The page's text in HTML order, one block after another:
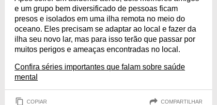
e um grupo bem diversificado de pessoas ficam
presos e isolados em uma ilha remota no meio do
oceano. Eles precisam se adaptar ao local e fazer da
ilha seu novo lar, mas para isso terão que passar por
muitos perigos e ameaças encontradas no local.
Confira séries importantes que falam sobre saúde
mental
COPIAR COMPARTILHAR